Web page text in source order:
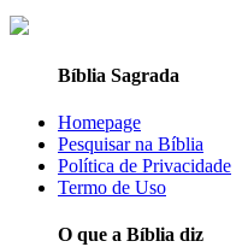
Bíblia Sagrada
Homepage
Pesquisar na Bíblia
Política de Privacidade
Termo de Uso
O que a Bíblia diz